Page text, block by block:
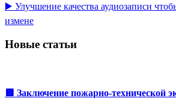
▶️ Улучшение качества аудиозаписи
измене
Новые статьи
🟥 Заключение пожарно-технической